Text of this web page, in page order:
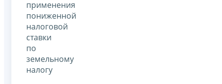
применения
пониженной
налоговой
ставки
по
земельному
налогу